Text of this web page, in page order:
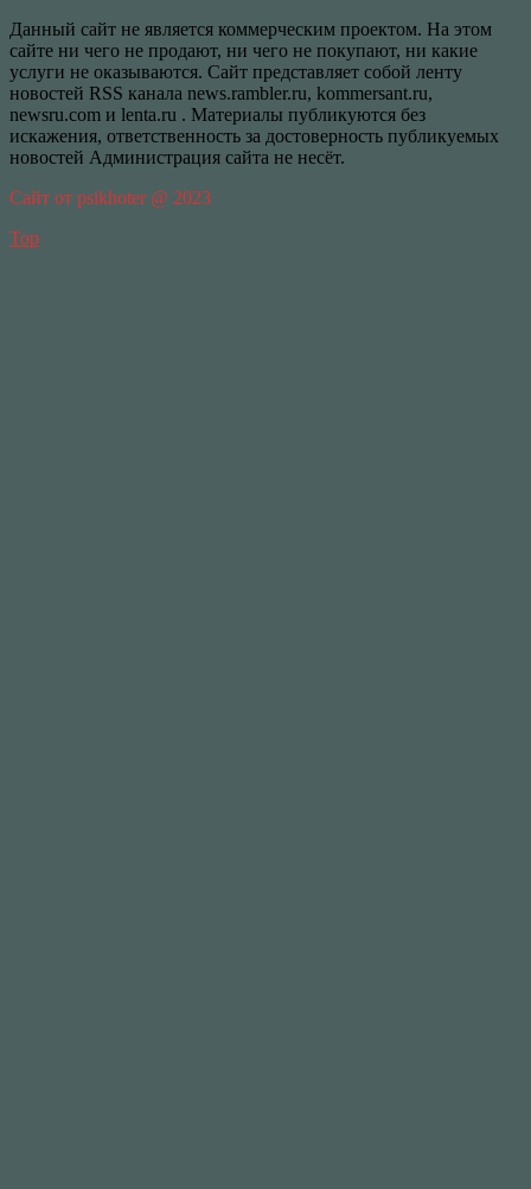
Данный сайт не является коммерческим проектом. На этом
сайте ни чего не продают, ни чего не покупают, ни какие
услуги не оказываются. Сайт представляет собой ленту
новостей RSS канала news.rambler.ru, kommersant.ru,
newsru.com и lenta.ru . Материалы публикуются без
искажения, ответственность за достоверность публикуемых
новостей Администрация сайта не несёт.
Сайт от psikhoter @ 2023
Top